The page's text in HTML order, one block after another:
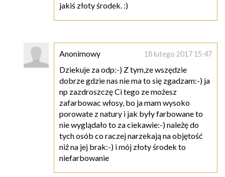
jakiś złoty środek. :)
Anonimowy 18 lutego 2017 15:47
Dziekuje za odp:-) Z tym,ze wszędzie
dobrze gdzie nas nie ma to się zgadzam:-) ja
np zazdroszczę Ci tego ze możesz
zafarbowac włosy, bo ja mam wysoko
porowate z natury i jak były farbowane to
nie wyglądało to za ciekawie:-) należę do
tych osób co raczej narzekają na objętość
niż na jej brak:-) i mój złoty środek to
niefarbowanie